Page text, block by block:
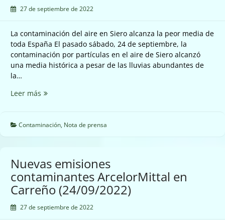
27 de septiembre de 2022
La contaminación del aire en Siero alcanza la peor media de
toda España El pasado sábado, 24 de septiembre, la
contaminación por partículas en el aire de Siero alcanzó
una media histórica a pesar de las lluvias abundantes de
la…
Leer más Nos
elevados
sábado
de
contaminación
aire
Contaminación, Nota de prensa
Nuevas emisiones
contaminantes ArcelorMittal en
Carreño (24/09/2022)
27 de septiembre de 2022